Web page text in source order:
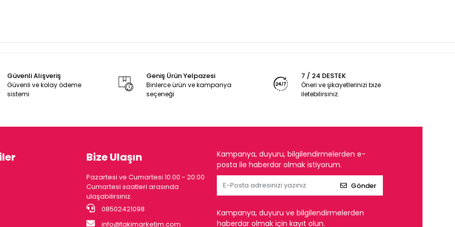
Güvenli Alışveriş
Güvenli ve kolay ödeme
sistemi
Geniş Ürün Yelpazesi
Binlerce ürün ve kampanya
seçeneği
7 / 24 DESTEK
Öneri ve şikayetlerinizi bize
iletebilirsiniz.
Bize Ulaşın
Pazartesi ve Cumartesi 10:00 - 20:00
Cumartesi saatleri arasında
ulaşabilirsiniz.
08502421098
info@takimarketim.com
Kampanya, duyuru, bilgilendirmelerden e-
posta ile haberdar olmak istiyorum.
Gönder
Kampanya, duyuru ve bilgilendirmelerden
haberdar olmak için kayıt olun.